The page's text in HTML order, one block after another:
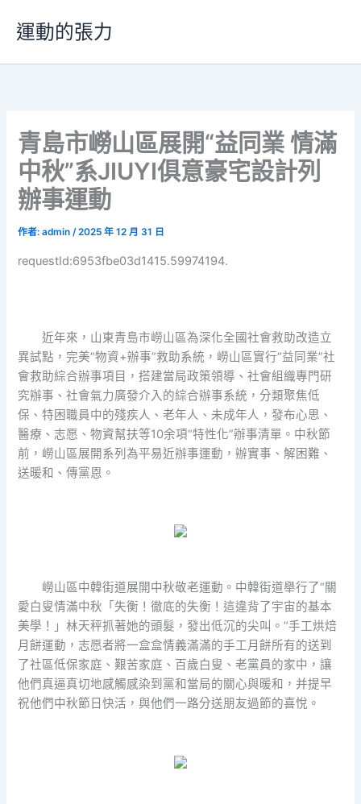
要
運動的張力
青島市嶗山區展開“益同業 情滿
中秋”系JIUYI俱意豪宅設計列
辦事運動
作者:admin/2025 年 12 月 31 日
requestId:6953fbe03d1415.59974194.
近年來，山東青島市嶗山區為深化全國社會救助改造立
異試點，完美“物資+辦事”救助系統，嶗山區實行“益同業”社
會救助綜合辦事項目，搭建當局政策領導、社會組織專門研
究辦事、社會氣力廣發介入的綜合辦事系統，分類聚焦低
保、特困職員中的殘疾人、老年人 、未成年人，發布心思、
醫療、志愿、物資幫扶等10余項“特性化”辦事清單。中秋節
前，嶗山區展開系列為平易近辦事運動，辦實事、解困難、
送暖和、傳黨恩。
嶗山區中韓街道展開中秋敬老運動。中韓街道舉行了“關
愛白叟情滿中秋「失衡！徹底的失衡！這違背了宇宙的基本
美學！」林天秤抓著她的頭髮，發出低沉的尖叫。”手工烘焙
月餅運動，志愿者將一盒盒情義滿滿的手工月餅所有的送到
了社區低保家庭、艱苦家庭、百歲白叟、老黨員的家中，讓
他們真逼真切地感觸感染到黨和當局的關心與暖和，并提早
祝他們中秋節日快活，與他們一路分送朋友過節的喜悅。